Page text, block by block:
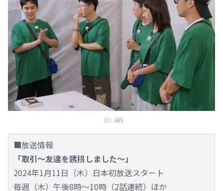
（C）SBS
■放送情報
「取引～友達を誘拐しました～」
2024年1月11日（木）日本初放送スタート
毎週（木）午後8時～10時（2話連続）ほか